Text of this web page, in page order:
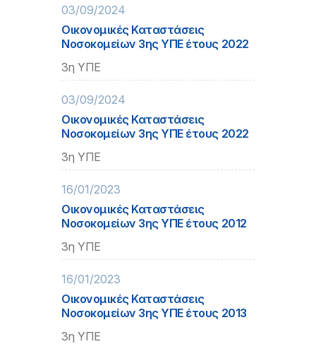
03/09/2024
Οικονομικές Καταστάσεις
Νοσοκομείων 3ης ΥΠΕ έτους 2022
3η ΥΠΕ
03/09/2024
Οικονομικές Καταστάσεις
Νοσοκομείων 3ης ΥΠΕ έτους 2022
3η ΥΠΕ
16/01/2023
Οικονομικές Καταστάσεις
Νοσοκομείων 3ης ΥΠΕ έτους 2012
3η ΥΠΕ
16/01/2023
Οικονομικές Καταστάσεις
Νοσοκομείων 3ης ΥΠΕ έτους 2013
3η ΥΠΕ